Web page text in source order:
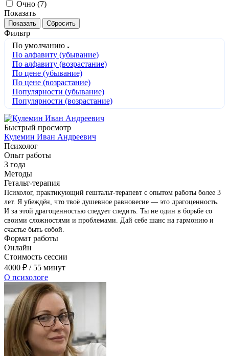
Очно (7)
Показать
Сбросить
Фильтр
По умолчанию
По алфавиту (убывание)
По алфавиту (возрастание)
По цене (убывание)
По цене (возрастание)
Популярности (убывание)
Популярности (возрастание)
Быстрый просмотр
Кулемин Иван Андреевич
Психолог
Опыт работы
3 года
Методы
Гетальт-терапия
Психолог, практикующий гештальт-терапевт с опытом работы более 3
лет. Я убеждён, что твоё душевное равновесие — это драгоценность.
И за этой драгоценностью следует следить. Ты не один в борьбе со
своими сложностями и проблемами. Дай себе шанс на гармонию и
счастье быть собой.
Формат работы
Онлайн
Стоимость сессии
4000 ₽ / 55 минут
О психологе